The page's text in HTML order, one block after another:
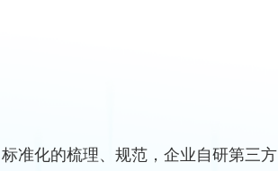
准化的梳理、规范，企业自研第三方